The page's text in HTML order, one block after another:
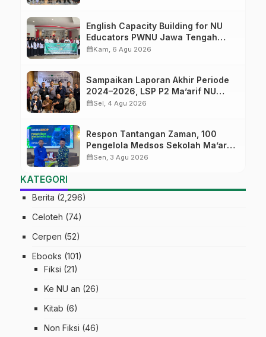
English Capacity Building for NU
Educators PWNU Jawa Tengah
Batch#4; Membuka Jalan Menuju
calendar_monthKam, 6 Agu 2026
Sampaikan Laporan Akhir Periode
2024–2026, LSP P2 Ma’arif NU
Jateng Mantapkan Sinergi Link and
calendar_monthSel, 4 Agu 2026
Respon Tantangan Zaman, 100
Pengelola Medsos Sekolah Ma’arif
Pekalongan Ikuti Pelatihan Literasi
calendar_monthSen, 3 Agu 2026
KATEGORI
Berita (2,296)
Celoteh (74)
Cerpen (52)
Ebooks (101)
Fiksi (21)
Ke NU an (26)
Kitab (6)
Non Fiksi (46)